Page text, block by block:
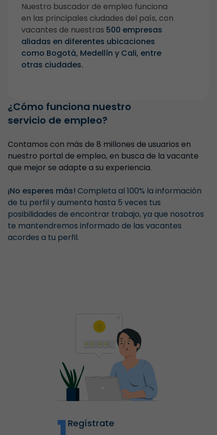
Nuestro buscador de empleo funciona
en las principales ciudades del país, con
vacantes de nuestras 500 empresas
aliadas en diferentes ubicaciones
como Bogotá, Medellín y Cali, entre
otras ciudades.
¿Cómo funciona nuestro
servicio de empleo?
Contamos con más de 8 millones de usuarios en
nuestro portal de empleo, en busca de la vacante
que mejor se adapte a su experiencia.
¡No esperes más! Completa al 100% la información
de tu perfil y aumenta hasta 5 veces tus
posibilidades de encontrar trabajo, ya que nosotros
te mantendremos informado de las vacantes
acordes a tu perfil.
Regístrate